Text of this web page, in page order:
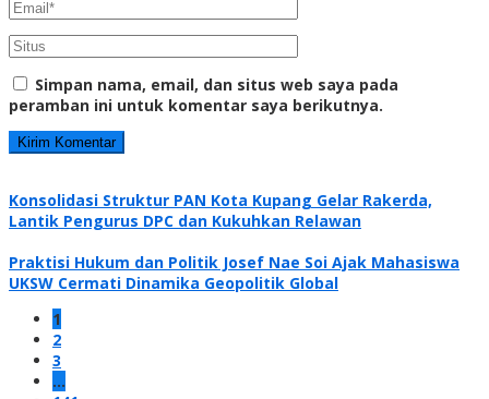
Simpan nama, email, dan situs web saya pada
peramban ini untuk komentar saya berikutnya.
Konsolidasi Struktur PAN Kota Kupang Gelar Rakerda,
Lantik Pengurus DPC dan Kukuhkan Relawan
Praktisi Hukum dan Politik Josef Nae Soi Ajak Mahasiswa
UKSW Cermati Dinamika Geopolitik Global
1
2
3
…